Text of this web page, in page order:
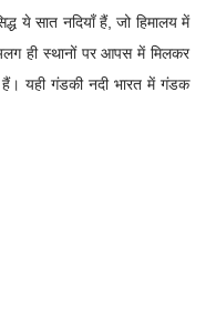
ये सात नदियाँ हैं, जो हिमालय में
ही स्थानों पर आपस में मिलकर
यही गंडकी नदी भारत में गंडक